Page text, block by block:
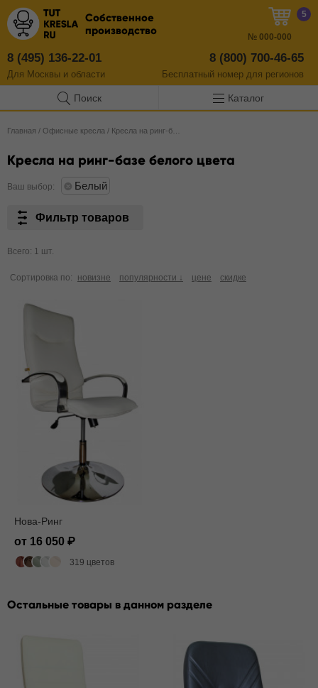
Собственное
производство
8 (495) 136-22-01
Для Москвы и области
8 (800) 700-46-65
Бесплатный номер для регионов
5
№ 000-000
Поиск Каталог
Главная / Офисные кресла /
Кресла на ринг-базе белого цвета
Ваш выбор: Белый
Фильтр товаров
Всего: 1 шт.
Сортировка по: новизне популярности ↓ цене скидке
Нова-Ринг
от 16 050
319 цветов
Остальные товары в данном разделе